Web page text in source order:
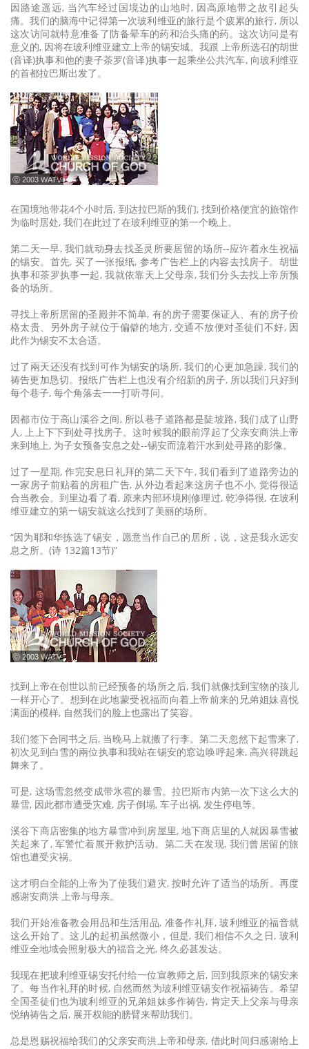
因路途遥远, 当汽车经过国境边的山地时, 因高原地带之故引起头
痛。我们的脑海中记得第一次玻利维亚的旅行是个疲累的旅行, 所以
这次访问就特意准备了防备晕车的药和治头痛的药。这次访问是有
意义的, 因将在玻利维亚建立上帝的锡安城。我跟 上帝所选召的胡世
(音译)执事和他的妻子茶罗(音译)执事一起乘坐公共汽车, 向玻利维亚
的首都拉巴斯出发了。
ⓒ 2003 WATV
在国境地带花4个小时后, 到达拉巴斯的我们, 找到价格便宜的旅馆作
为临时居处, 我们在此过了在玻利维亚的第一个晚上。
第二天一早, 我们就动身去找圣灵所要居留的场所--应许着永生祝福
的锡安。首先, 买了一张报纸, 参考广告栏上的内容去找房子。胡世
执事和茶罗执事一起, 我就依靠天上父母亲, 我们分头去找上帝所预
备的场所。
寻找上帝所居留的圣殿并不简单, 有的房子需要保证人、有的房子价
格太贵、另外房子就位于偏僻的地方, 交通不放便对圣徒们不好, 因
此作为锡安不太合适。
过了兩天还没有找到可作为锡安的场所, 我们的心更加急躁, 我们的
祷告更加恳切。报纸广告栏上也没有介绍新的房子, 所以我们只好到
每个巷子, 每个角落去一一打听寻问。
因都市位于高山溪谷之间, 所以巷子道路都是陡坡路, 我们成了山野
人, 上上下下到处寻找房子。这时候我的眼前浮起了父亲安商洪上帝
来到地上, 为子女预备安息之处--锡安而流着汗水到处寻路的影像。
过了一星期, 作完安息日礼拜的第二天下午, 我们看到了道路旁边的
一家房子前贴着的房租广告, 从外边看起来这房子也不小, 觉得很适
合当教会。到里边看了看, 原来内部环境刚修理过, 乾净得很, 在玻利
维亚建立的第一锡安就这么找到了美丽的场所。
“因为耶和华拣选了锡安，愿意当作自己的居所，说，这是我永远安
息之所。(诗 132篇13节)”
ⓒ 2003 WATV
找到上帝在创世以前已经预备的场所之后, 我们就像找到宝物的孩儿
一样开心了。想到在此地蒙受祝福而向着上帝前来的兄弟姐妹喜悦
满面的模样, 自然我们的脸上也露出了笑容。
我们签下合同书之后, 当晚马上就搬了行李。第二天忽然下起雪来了,
初次见到白雪的兩位执事和我站在锡安的窓边唤呼起来, 高兴得跳起
舞来了。
可是, 这场雪忽然变成带氷雹的暴雪。拉巴斯市内第一次下这么大的
暴雪, 因此都市遭受灾难, 房子倒塌, 车子出祸, 发生停电等。
溪谷下商店密集的地方暴雪冲到房屋里, 地下商店里的人就因暴雪被
关起来了, 军警忙着展开救护活动。第二天在发现, 我们曾居留的旅
馆也遭受灾祸。
这才明白全能的上帝为了使我们避灾, 按时允许了适当的场所。再度
感谢安商洪 上帝与母亲。
我们开始准备教会用品和生活用品, 准备作礼拜, 玻利维亚的福音就
这么开始了。这儿的起初虽然微小，但是, 我们相信不久之日, 玻利
维亚全地域会照射极大的福音之光, 终久必甚发达。
我现在把玻利维亚锡安托付给一位宣教师之后, 回到我原来的锡安来
了。每当作礼拜的时候, 自然而然为玻利维亚锡安作祝福祷告。希望
全国圣徒们也为玻利维亚的兄弟姐妹多作祷告, 肯定天上父亲与母亲
悦纳祷告之后, 展开权能的膀臂来帮助我们。
总是恩赐祝福给我们的父亲安商洪上帝和母亲, 借此时间归感谢给上